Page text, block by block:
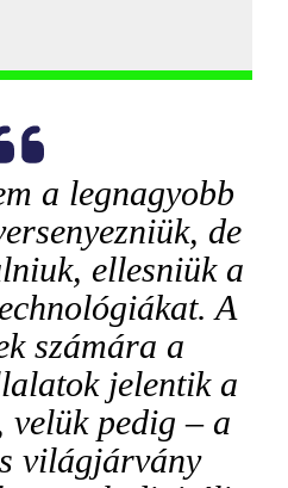
a legnagyobb
de
ellesniük a
A
számára a
jelentik a
velük pedig – a
világjárvány